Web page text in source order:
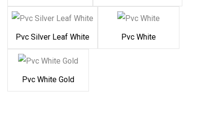
Pvc Silver Leaf White Pvc White
Pvc White Gold